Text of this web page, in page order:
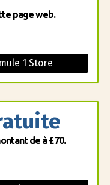
page web.
1 Store
de à £70.